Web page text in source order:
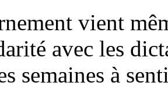
vient
avec les
semaines à